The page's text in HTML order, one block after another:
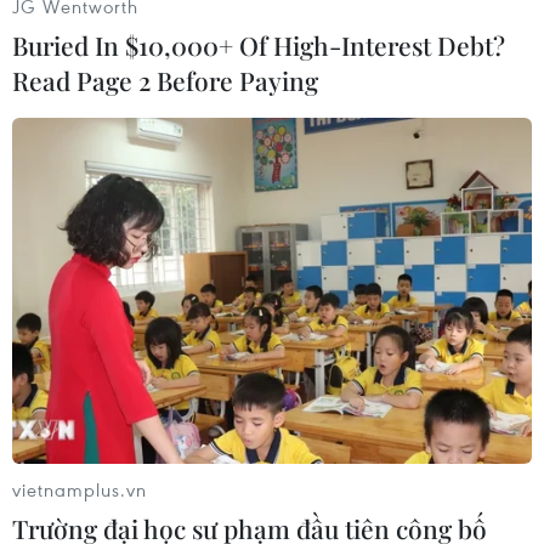
#Nhật Bản #Nợ công
#Trái phiếu chính phủ
#động đấĐ
Nhật Bản
Theo dõi VietnamPlus
TIN CÙNG CHUYÊN MỤC
JG Wentworth
Buried In $10,000+ Of High-Interest Debt?
Read Page 2 Before Paying
vietnamplus.vn
Trường đại học sư phạm đầu tiên công bố